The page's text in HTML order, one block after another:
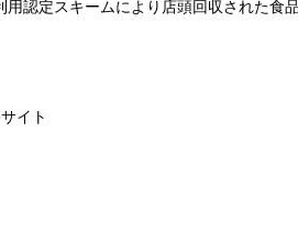
用認定スキームにより店頭回収された食
イト